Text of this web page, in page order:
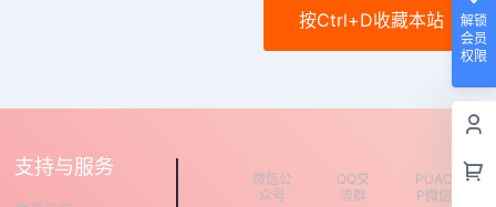
解锁
会员
权限
按Ctrl+D收藏本站
支持与服务
微信公
众号
QQ交
流群
PUAC
P微信